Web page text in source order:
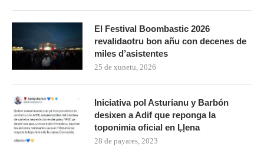
El Festival Boombastic 2026
revalidaotru bon añu con decenes de
miles d’asistentes
25 de xunetu, 2026
Iniciativa pol Asturianu y Barbón
desixen a Adif que reponga la
toponimia oficial en Ḷḷena
28 de payares, 2023